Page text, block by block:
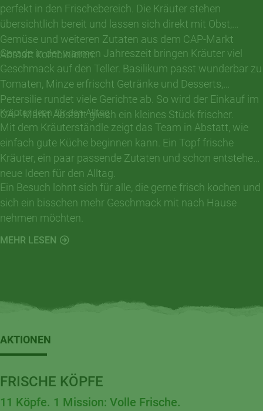
perfekt in den Frischebereich. Die Kräuter stehen
übersichtlich bereit und lassen sich direkt mit Obst,
Gemüse und weiteren Zutaten aus dem CAP-Markt
Abstatt kombinieren.
Gerade in der warmen Jahreszeit bringen Kräuter viel
Geschmack auf den Teller. Basilikum passt wunderbar zu
Tomaten, Minze erfrischt Getränke und Desserts,
Petersilie rundet viele Gerichte ab. So wird der Einkauf im
CAP-Markt Abstatt gleich ein kleines Stück frischer.
Kräuterideen für den Alltag
Mit dem Kräuterständle zeigt das Team in Abstatt, wie
einfach gute Küche beginnen kann. Ein Topf frische
Kräuter, ein paar passende Zutaten und schon entstehen
neue Ideen für den Alltag.
Ein Besuch lohnt sich für alle, die gerne frisch kochen und
sich ein bisschen mehr Geschmack mit nach Hause
nehmen möchten.
MEHR LESEN
AKTIONEN
FRISCHE KÖPFE
11 Köpfe. 1 Mission: Volle Frische.